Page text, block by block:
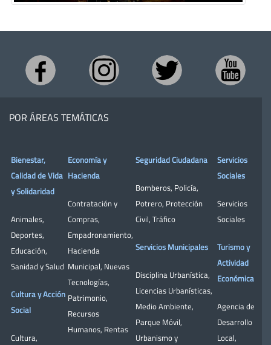
POR ÁREAS TEMÁTICAS
Bienestar,
Calidad de Vida
y Solidaridad
Animales,
Deportes,
Educación,
Sanidad y Salud
Cultura y Acción
Social
Cultura,
Economía y
Hacienda
Contratación y
Compras,
Empadronamiento,
Hacienda
Municipal, Nuevas
Tecnologías,
Patrimonio,
Recursos
Humanos, Rentas
Seguridad Ciudadana
Bomberos, Policía,
Potrero, Protección
Civil, Tráfico
Servicios Municipales
Disciplina Urbanística,
Licencias Urbanísticas,
Medio Ambiente,
Parque Móvil,
Urbanismo y
Servicios
Sociales
Servicios
Sociales
Turismo y
Actividad
Económica
Agencia de
Desarrollo
Local,